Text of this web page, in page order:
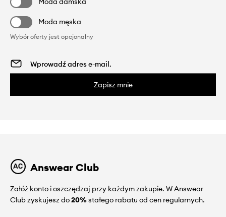
Moda męska
Wybór oferty jest opcjonalny
Zapisz mnie
Answear Club
Załóż konto i oszczędzaj przy każdym zakupie. W Answear
Club zyskujesz do20%stałego rabatu od cen regularnych.